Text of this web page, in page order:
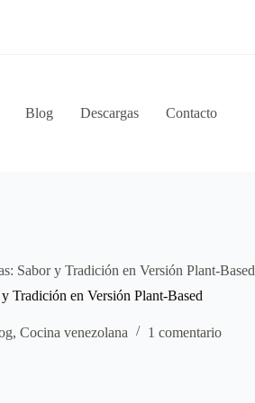
Blog Descargas Contacto
Sabor y Tradición en Versión Plant-Based
Tradición en Versión Plant-Based
, Cocina venezolana 1 comentario